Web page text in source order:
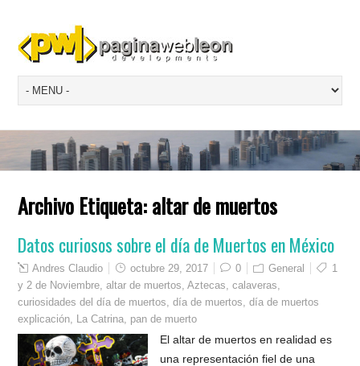
Archivo Etiqueta:altar de muertos
Datos curiosos sobre el día de Muertos en México
Andres Claudio octubre 29, 2017 0 General
1
y 2 de Noviembre ,altar de muertos ,Aztecas ,calaveras
curiosidades del día de muertos ,día de muertos ,día de muertos
explicación
La Catrina pan de muerto
El altar de muertos en realidad es
una representación fiel de una